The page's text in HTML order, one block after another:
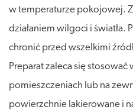
w temperaturze pokojowej.
działaniem wilgoci i światła.
chronić przed wszelkimi
Preparat zaleca się
pomieszczeniach lub na
powierzchnie lakierowane i